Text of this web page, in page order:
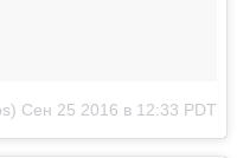
Сен 25 2016 в 12:33 PDT